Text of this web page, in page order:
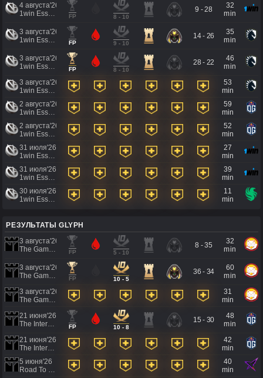
4 августа'26
FP 8 - 10
9 - 28
32
min
3 августа'26
FP 9 - 10
14 - 26
35
min
3 августа'26
FP 8 - 10
28 - 22
46
min
3 августа'26
53
min
2 августа'26
59
min
2 августа'26
52
min
31 июля'26
27
min
31 июля'26
39
min
30 июля'26
11
min
РЕЗУЛЬТАТЫ GLYPH
3 августа'26
FP 5 - 10
8 - 35
32
min
3 августа'26
FP 10 - 5
36 - 34
60
min
3 августа'26
31
min
21 июня'26
FP 10 - 8
15 - 30
48
min
21 июня'26
42
min
5 июня'26
40
min